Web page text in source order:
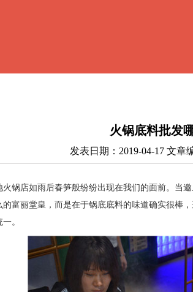
火锅底料批发
发表日期：2019-04-17 文章
火锅店如雨后春笋般纷纷出现在我们的面前。 当
富丽堂皇，而是在于锅底底料的味道确实很棒
一。